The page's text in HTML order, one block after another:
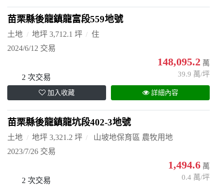
苗栗縣後龍鎮龍富段559地號
土地 地坪 3,712.1 坪
住
2024/6/12 交易
2 次交易
148,095.2 萬
39.9 萬/坪
加入收藏 詳細內容
苗栗縣後龍鎮龍坑段402-3地號
土地 地坪 3,321.2 坪
山坡地保育區 農牧用地
2023/7/26 交易
2 次交易
1,494.6 萬
0.4 萬/坪